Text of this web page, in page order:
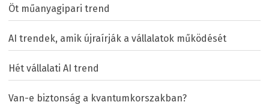
Öt műanyagipari trend
AI trendek, amik újraírják a vállalatok működését
Hét vállalati AI trend
Van-e biztonság a kvantumkorszakban?